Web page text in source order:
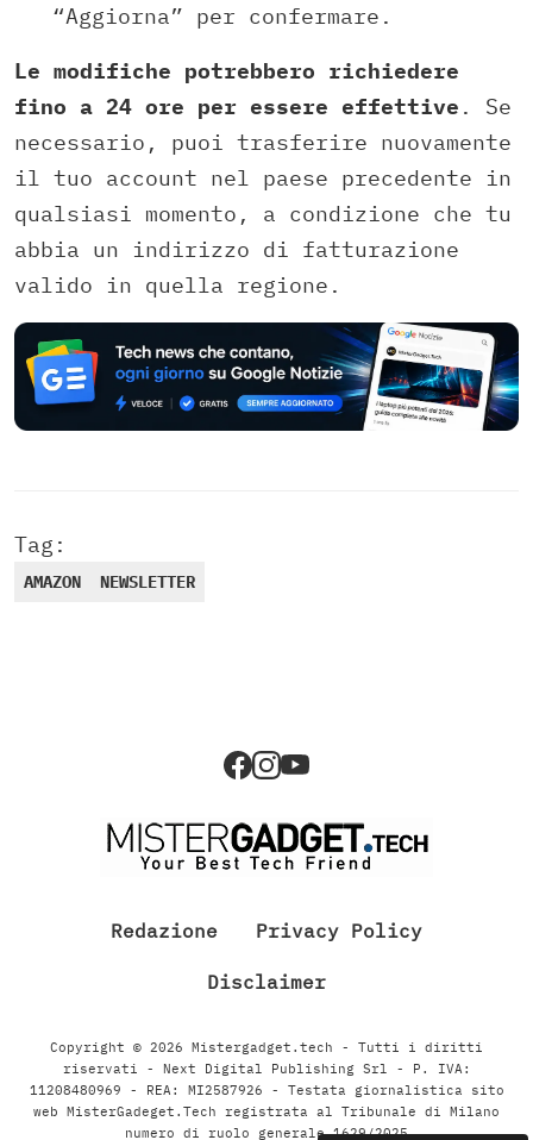
“Aggiorna” per confermare.
Le modifiche potrebbero richiedere
fino a 24 ore per essere effettive . Se
necessario, puoi trasferire nuovamente
il tuo account nel paese precedente in
qualsiasi momento, a condizione che tu
abbia un indirizzo di fatturazione
valido in quella regione.
Tag:
AMAZON NEWSLETTER
Redazione Privacy Policy
Disclaimer
Copyright © 2026 Mistergadget.tech - Tutti i diritti
riservati - Next Digital Publishing Srl - P. IVA:
11208480969 - REA: MI2587926 - Testata giornalistica sito
web MisterGadeget.Tech registrata al Tribunale di Milano
numero di ruolo generale 1629/2025